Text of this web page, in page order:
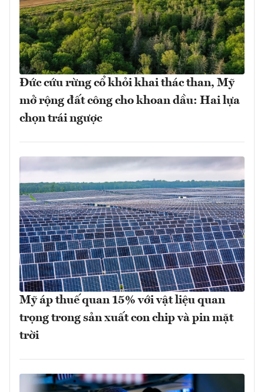
Đức cứu rừng cổ khỏi khai thác than, Mỹ
mở rộng đất công cho khoan dầu: Hai lựa
chọn trái ngược
Mỹ áp thuế quan 15% với vật liệu quan
trọng trong sản xuất con chip và pin mặt
trời